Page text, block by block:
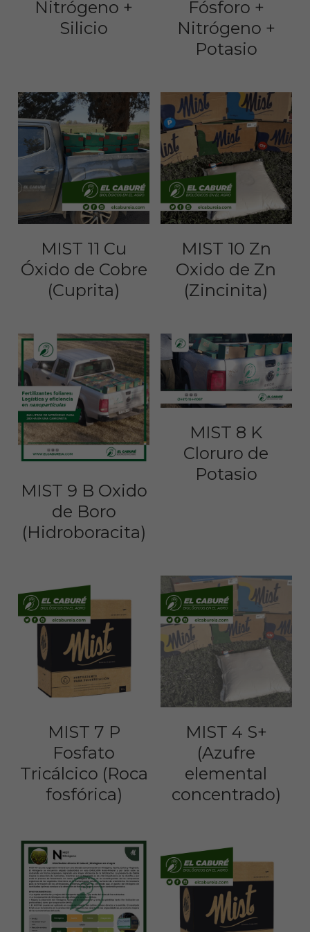
Nitrógeno +
Silicio
Fósforo +
Nitrógeno +
Potasio
MIST 11 Cu
Óxido de Cobre
(Cuprita)
MIST 10 Zn
Oxido de Zn
(Zincinita)
MIST 9 B Oxido
de Boro
(Hidroboracita)
MIST 8 K
Cloruro de
Potasio
MIST 7 P
Fosfato
Tricálcico (Roca
fosfórica)
MIST 4 S+
(Azufre
elemental
concentrado)